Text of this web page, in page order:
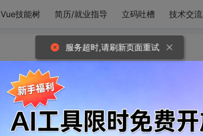
Vue技能树 简历/就业指导 立码吐槽 技术交流
服务超时,请刷新页面重试